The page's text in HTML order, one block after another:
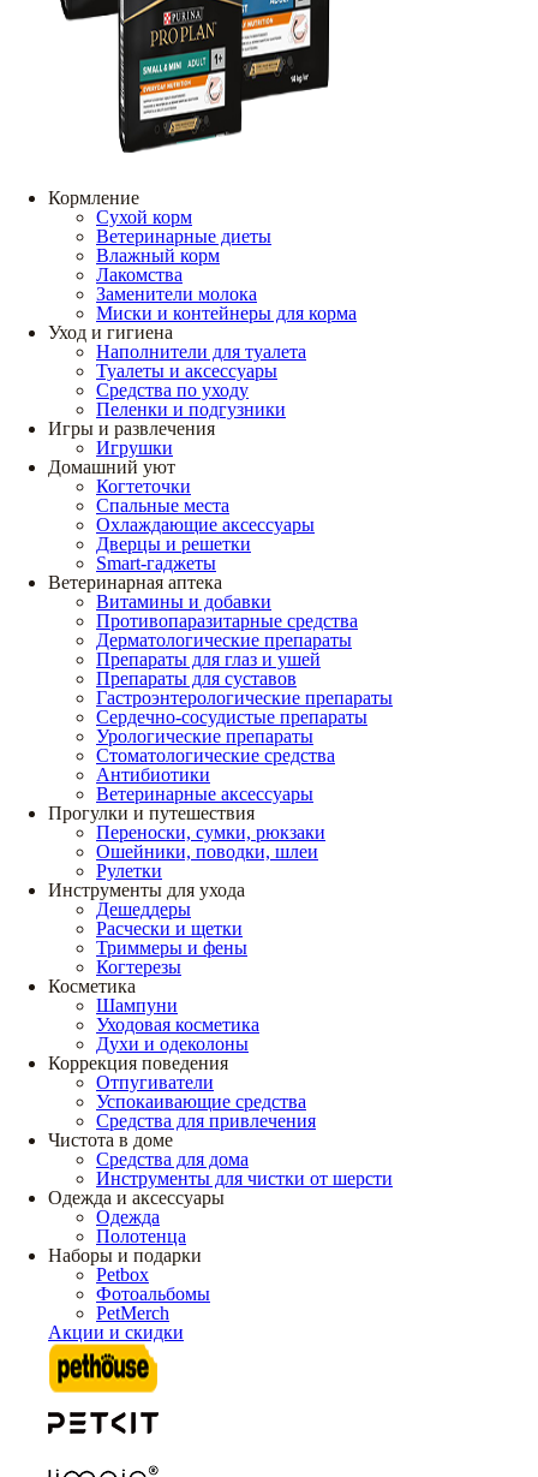
Кормление
Сухой корм
Ветеринарные диеты
Влажный корм
Лакомства
Заменители молока
Миски и контейнеры для корма
Уход и гигиена
Наполнители для туалета
Туалеты и аксессуары
Средства по уходу
Пеленки и подгузники
Игры и развлечения
Игрушки
Домашний уют
Когтеточки
Спальные места
Охлаждающие аксессуары
Дверцы и решетки
Smart-гаджеты
Ветеринарная аптека
Витамины и добавки
Противопаразитарные средства
Дерматологические препараты
Препараты для глаз и ушей
Препараты для суставов
Гастроэнтерологические препараты
Сердечно-сосудистые препараты
Урологические препараты
Стоматологические средства
Антибиотики
Ветеринарные аксессуары
Прогулки и путешествия
Переноски, сумки, рюкзаки
Ошейники, поводки, шлеи
Рулетки
Инструменты для ухода
Дешеддеры
Расчески и щетки
Триммеры и фены
Когтерезы
Косметика
Шампуни
Уходовая косметика
Духи и одеколоны
Коррекция поведения
Отпугиватели
Успокаивающие средства
Средства для привлечения
Чистота в доме
Средства для дома
Инструменты для чистки от шерсти
Одежда и аксессуары
Одежда
Полотенца
Наборы и подарки
Petbox
Фотоальбомы
PetMerch
Акции и скидки